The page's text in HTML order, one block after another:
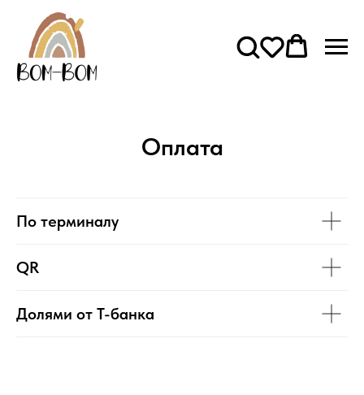
Оплата
По терминалу
QR
Долями от Т-банка